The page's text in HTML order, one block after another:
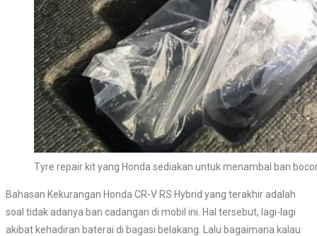
Tyre repair kit yang Honda sediakan untuk menambal ban
Bahasan Kekurangan Honda CR-V RS Hybrid yang terakhir adalah
soal tidak adanya ban cadangan di mobil ini. Hal tersebut, lagi-lagi
akibat kehadiran baterai di bagasi belakang. Lalu bagaimana kalau